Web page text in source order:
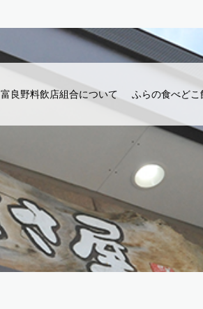
富良野料飲店組合について ふらの食べど